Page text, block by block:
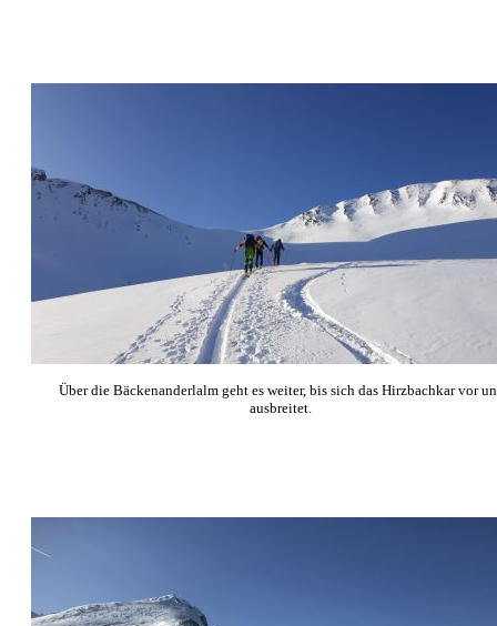
Über die Bäckenanderlalm geht es weiter, bis sich das Hirzbachkar vor
ausbreitet.